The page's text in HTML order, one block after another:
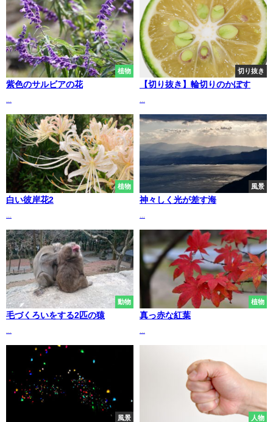
植物
紫色のサルビアの花
切り抜き
【切り抜き】輪切りのかぼす
植物
白い彼岸花2
風景
神々しく光が差す海
動物
毛づくろいをする2匹の猿
植物
真っ赤な紅葉
風景 人物